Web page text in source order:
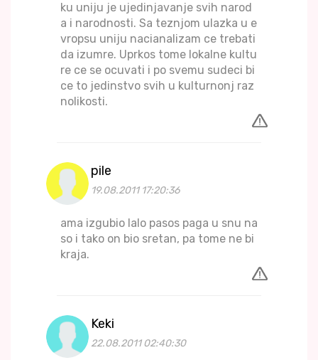
ku uniju je ujedinjavanje svih narod
a i narodnosti. Sa teznjom ulazka u e
vropsu uniju nacianalizam ce trebati
da izumre. Uprkos tome lokalne kultu
re ce se ocuvati i po svemu sudeci bi
ce to jedinstvo svih u kulturnonj raz
nolikosti.
pile
19.08.2011 17:20:36
ama izgubio lalo pasos paga u snu na
so i tako on bio sretan, pa tome ne bi
kraja.
Keki
22.08.2011 02:40:30